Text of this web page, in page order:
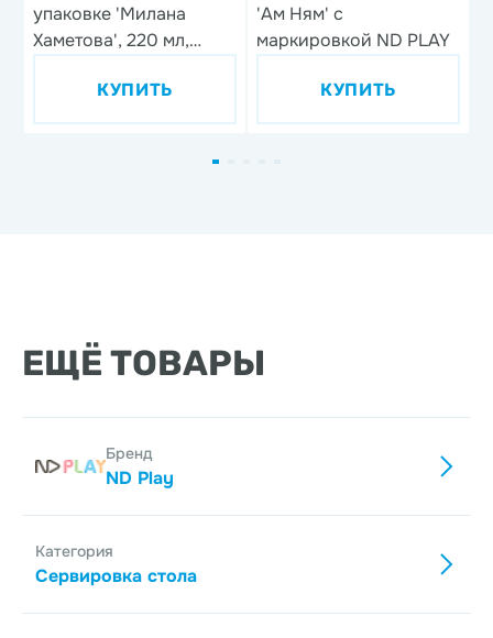
упаковке 'Милана
Хаметова', 220 мл,
КУПИТЬ
'Ам Ням' с
маркировкой ND PLAY
КУПИТЬ
ЕЩЁ ТОВАРЫ
Бренд
ND Play
Категория
Сервировка стола